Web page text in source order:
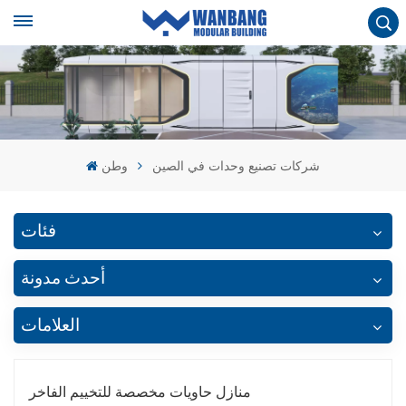
وطن شركات تصنيع وحدات في الصين
فئات
أحدث مدونة
العلامات
منازل حاويات مخصصة للتخييم الفاخر